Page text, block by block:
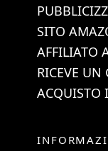
SITO
AFFILIATO
RICEVE UN
ACQUISTO